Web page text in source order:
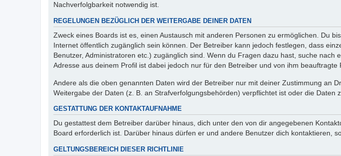
Nachverfolgbarkeit notwendig ist.
REGELUNGEN BEZÜGLICH DER WEITERGABE DEINER DATEN
Zweck eines Boards ist es, einen Austausch mit anderen Personen zu ermöglichen. Du
Internet öffentlich zugänglich sein können. Der Betreiber kann jedoch festlegen, dass
Benutzer, Administratoren etc.) zugänglich sind. Wenn du Fragen dazu hast, suche
Adresse aus deinem Profil ist dabei jedoch nur für den Betreiber und von ihm beauftragte
Andere als die oben genannten Daten wird der Betreiber nur mit deiner Zustimmung an
Weitergabe der Daten (z. B. an Strafverfolgungsbehörden) verpflichtet ist oder die Daten
GESTATTUNG DER KONTAKTAUFNAHME
Du gestattest dem Betreiber darüber hinaus, dich unter den von dir angegebenen
Board erforderlich ist. Darüber hinaus dürfen er und andere Benutzer dich kontaktieren,
GELTUNGSBEREICH DIESER RICHTLINIE